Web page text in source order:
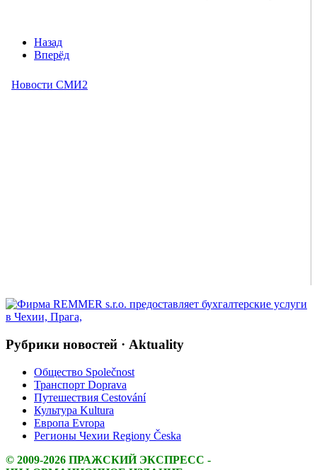
Назад
Вперёд
Рубрики новостей · Aktuality
Общество Společnost
Транспорт Doprava
Путешествия Cestování
Культура Kultura
Европа Evropa
Регионы Чехии Regiony Česka
© 2009-2026 ПРАЖСКИЙ ЭКСПРЕСС -